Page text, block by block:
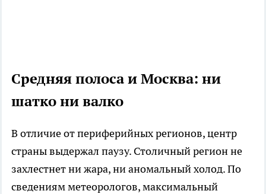
Средняя полоса и Москва: ни
шатко ни валко
В отличие от периферийных регионов, центр
страны выдержал паузу. Столичный регион не
захлестнет ни жара, ни аномальный холод. По
сведениям метеорологов, максимальный